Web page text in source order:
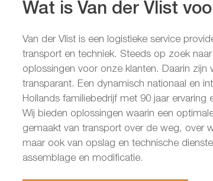
Wat is Van der Vlist
Van der Vlist is een logistieke service
transport en techniek. Steeds op zoek
oplossingen voor onze klanten. Daarin zijn
transparant. Een dynamisch nationaal en
Hollands familiebedrijf met 90 jaar ervaring
Wij bieden oplossingen waarin een
gemaakt van transport over de weg, over
maar ook van opslag en technische
assemblage en modificatie.